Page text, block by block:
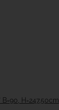
H=247,50cm